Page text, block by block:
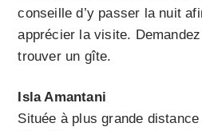
conseille d’y passer la nuit
apprécier la visite.
trouver un gîte.
Isla Amantani
Située à plus grande